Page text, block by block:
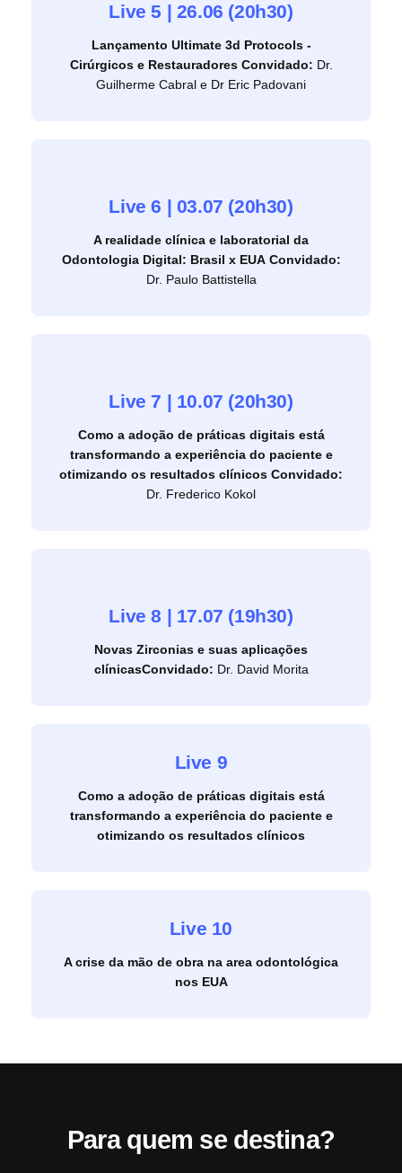
Live 5 | 26.06 (20h30)
Lançamento Ultimate 3d Protocols -
Cirúrgicos e Restauradores Convidado: Dr.
Guilherme Cabral e Dr Eric Padovani
Live 6 | 03.07 (20h30)
A realidade clínica e laboratorial da
Odontologia Digital: Brasil x EUA Convidado:
Dr. Paulo Battistella
Live 7 | 10.07 (20h30)
Como a adoção de práticas digitais está
transformando a experiência do paciente e
otimizando os resultados clínicos Convidado:
Dr. Frederico Kokol
Live 8 | 17.07 (19h30)
Novas Zirconias e suas aplicações
clínicasConvidado: Dr. David Morita
Live 9
Como a adoção de práticas digitais está
transformando a experiência do paciente e
otimizando os resultados clínicos
Live 10
A crise da mão de obra na area odontológica
nos EUA
Para quem se destina?